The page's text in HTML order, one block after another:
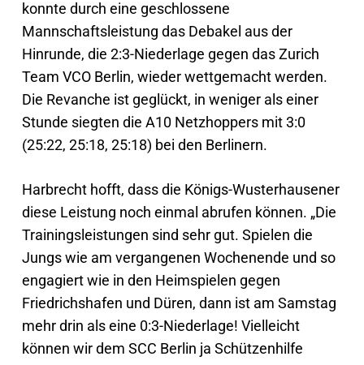
konnte durch eine geschlossene
Mannschaftsleistung das Debakel aus der
Hinrunde, die 2:3-Niederlage gegen das Zurich
Team VCO Berlin, wieder wettgemacht werden.
Die Revanche ist geglückt, in weniger als einer
Stunde siegten die A10 Netzhoppers mit 3:0
(25:22, 25:18, 25:18) bei den Berlinern.
Harbrecht hofft, dass die Königs-Wusterhausener
diese Leistung noch einmal abrufen können. „Die
Trainingsleistungen sind sehr gut. Spielen die
Jungs wie am vergangenen Wochenende und so
engagiert wie in den Heimspielen gegen
Friedrichshafen und Düren, dann ist am Samstag
mehr drin als eine 0:3-Niederlage! Vielleicht
können wir dem SCC Berlin ja Schützenhilfe